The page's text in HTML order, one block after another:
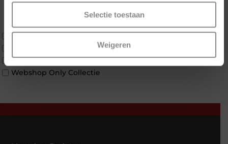
Selectie toestaan
Weigeren
Tweepersoons 1 kern
Tweepersoons 1 kern product
Tweepersoons 2 kernen
Webshop Only Collectie